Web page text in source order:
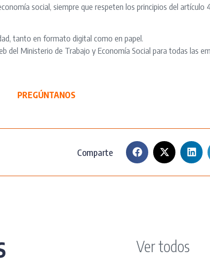
social, siempre que respeten los principios del artículo
tanto en formato digital como en papel.
del Ministerio de Trabajo y Economía Social para todas las
PREGÚNTANOS
Comparte
Ver todos